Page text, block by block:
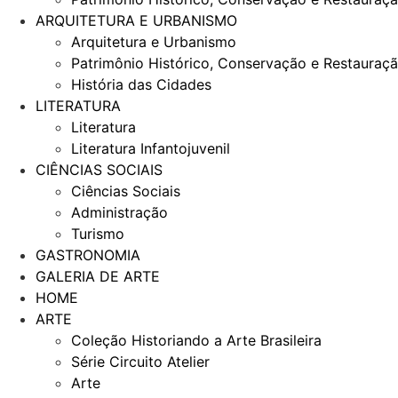
ARQUITETURA E URBANISMO
Arquitetura e Urbanismo
Patrimônio Histórico, Conservação e
História das Cidades
LITERATURA
Literatura
Literatura Infantojuvenil
CIÊNCIAS SOCIAIS
Ciências Sociais
Administração
Turismo
GASTRONOMIA
GALERIA DE ARTE
HOME
ARTE
Coleção Historiando a Arte Brasileira
Série Circuito Atelier
Arte